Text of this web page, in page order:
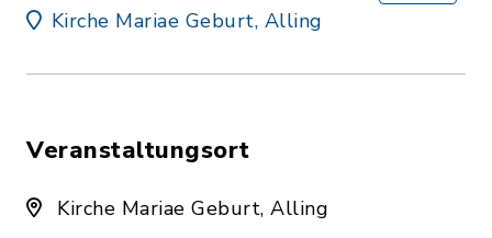
Kirche Mariae Geburt, Alling
Veranstaltungsort
Kirche Mariae Geburt, Alling